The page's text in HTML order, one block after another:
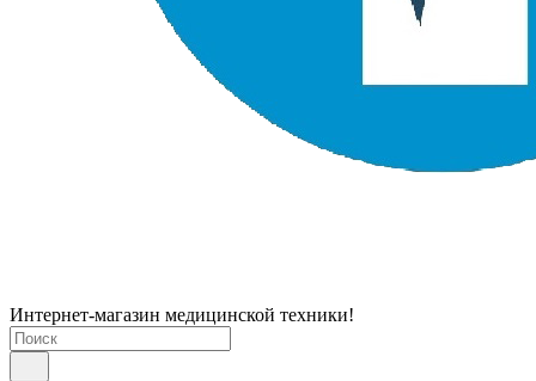
Интернет-магазин медицинской техники!